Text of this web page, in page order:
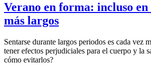
Verano en forma: incluso en
más largos
Sentarse durante largos periodos es cada vez
tener efectos perjudiciales para el cuerpo y la
cómo evitarlos?